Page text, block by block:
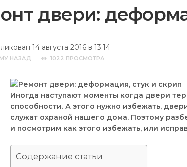
двери:
14 августа 2016 в 13:14
НАЗАД 1022 ПРОСМОТРА
Иногда наступают моменты когда двери
способности. А этого нужно избежать,
служат охраной нашего дома. Поэтому
и посмотрим как этого избежать, или
Содержание статьи